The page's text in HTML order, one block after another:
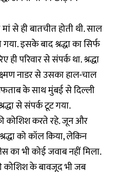
मां से ही बातचीत होती थी. साल
इसके बाद श्रद्धा का सिर्फ
परिवार से संपर्क था. श्रद्धा
नाडर से उसका हाल-चाल
के साथ मुंबई से दिल्ली
से संपर्क टूट गया.
कोशिश करते रहे. जून और
को कॉल किया, लेकिन
भी कोई जवाब नहीं मिला.
कोशिश के बावजूद भी जब